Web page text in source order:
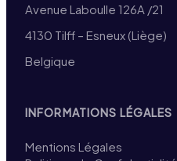
Avenue Laboulle 126A /21
4130 Tilff – Esneux (Liège)
Belgique
INFORMATIONS LÉGALES
Mentions Légales